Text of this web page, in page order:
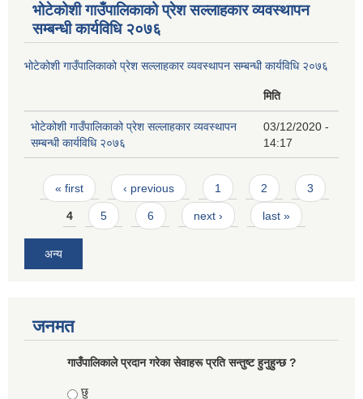
भोटेकोशी गाउँपालिकाको प्रेश सल्लाहकार व्यवस्थापन
सम्बन्धी कार्यविधि २०७६
भोटेकोशी गाउँपालिकाको प्रेश सल्लाहकार व्यवस्थापन सम्बन्धी कार्यविधि २०७६
मिति
भोटेकोशी गाउँपालिकाको प्रेश सल्लाहकार व्यवस्थापन
सम्बन्धी कार्यविधि २०७६
03/12/2020 -
14:17
Pages
« first ‹ previous 1 2 3
4 5 6 next › last »
अन्य
जनमत
गाउँपालिकाले प्रदान गरेका सेवाहरू प्रति सन्तुष्ट हुनुहुन्छ ?
Choices
छु